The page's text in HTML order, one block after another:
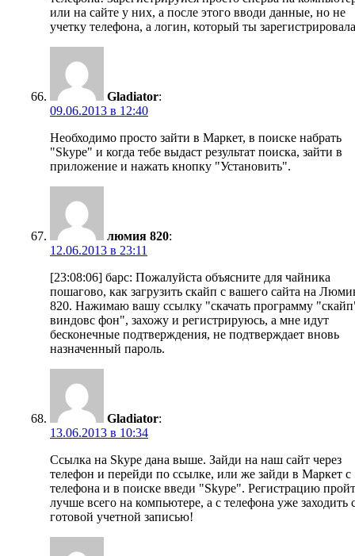
или на сайте у них, а после этого вводи данные, но не
учетку телефона, а логин, который ты
Gladiator:
09.06.2013 в 12:40
Необходимо просто зайти в Маркет, в поиске набрать
"Skype" и когда тебе выдаст результат поиска, зайти в
приложение и нажать кнопку "Установить".
люмия 820:
12.06.2013 в 23:11
[23:08:06] барс: Пожалуйста объясните для чайника
пошагово, как загрузить скайп с вашего сайта на
820. Нажимаю вашу ссылку "скачать программу
виндовс фон", захожу и регистрируюсь, а мне идут
бесконечные подтверждения, не подтверждает вновь
назначенный пароль.
Gladiator:
13.06.2013 в 10:34
Ссылка на Skype дана выше. Зайди на наш сайт через
телефон и перейди по ссылке, или же зайди в Маркет с
телефона и в поиске введи "Skype". Регистрацию
лучше всего на компьютере, а с телефона уже заходить
готовой учетной записью!